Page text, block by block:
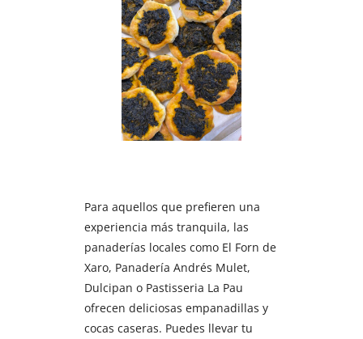
Para aquellos que prefieren una
experiencia más tranquila, las
panaderías locales como El Forn de
Xaro, Panadería Andrés Mulet,
Dulcipan o Pastisseria La Pau
ofrecen deliciosas empanadillas y
cocas caseras. Puedes llevar tu